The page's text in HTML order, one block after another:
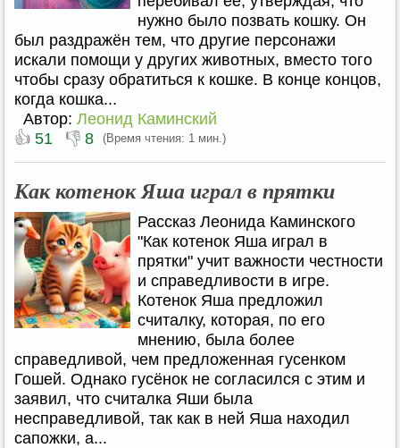
нужно было позвать кошку. Он
был раздражён тем, что другие персонажи
искали помощи у других животных, вместо того
чтобы сразу обратиться к кошке. В конце концов,
когда кошка...
Автор: Леонид Каминский
👍 51 👎 8 (Время чтения: 1 мин.)
Как котенок Яша играл в прятки
Рассказ Леонида Каминского
"Как котенок Яша играл в
прятки" учит важности честности
и справедливости в игре.
Котенок Яша предложил
считалку, которая, по его
мнению, была более
справедливой, чем предложенная гусенком
Гошей. Однако гусёнок не согласился с этим и
заявил, что считалка Яши была
несправедливой, так как в ней Яша находил
сапожки, а...